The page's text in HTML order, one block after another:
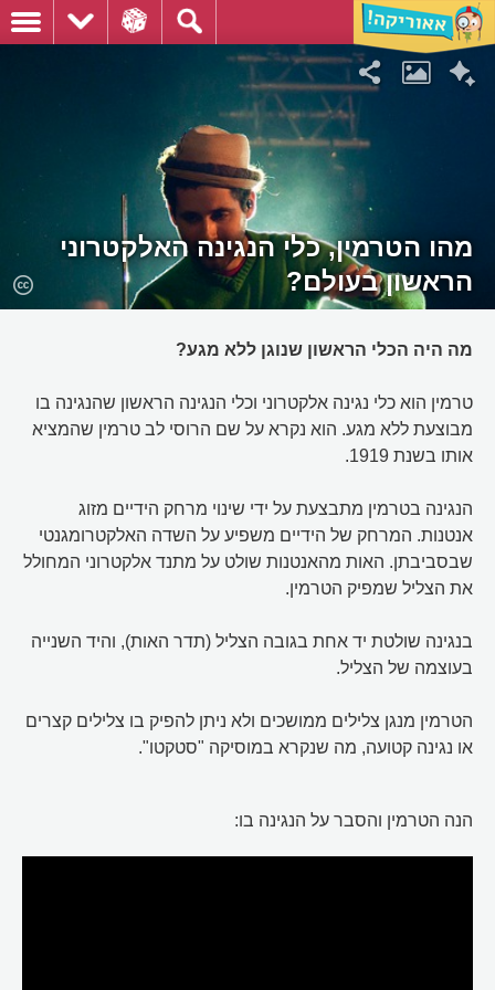
מהו הטרמין, כלי הנגינה האלקטרוני
הראשון בעולם?
מה היה הכלי הראשון שנוגן ללא מגע?
טרמין הוא כלי נגינה אלקטרוני וכלי הנגינה הראשון שהנגינה בו
מבוצעת ללא מגע. הוא נקרא על שם הרוסי לב טרמין שהמציא
אותו בשנת 1919.
הנגינה בטרמין מתבצעת על ידי שינוי מרחק הידיים מזוג
אנטנות. המרחק של הידיים משפיע על השדה האלקטרומגנטי
שבסביבתן. האות מהאנטנות שולט על מתנד אלקטרוני המחולל
את הצליל שמפיק הטרמין.
בנגינה שולטת יד אחת בגובה הצליל (תדר האות), והיד השנייה
בעוצמה של הצליל.
הטרמין מנגן צלילים ממושכים ולא ניתן להפיק בו צלילים קצרים
או נגינה קטועה, מה שנקרא במוסיקה "סטקטו".
הנה הטרמין והסבר על הנגינה בו: